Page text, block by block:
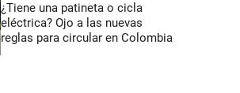
¿Tiene una patineta o cicla
eléctrica? Ojo a las nuevas
reglas para circular en Colombia